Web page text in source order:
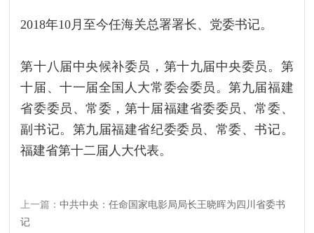
2018年10月至今任海关总署署长、党委书记。
第十八届中央候补委员，第十九届中央委员。第
十届、十一届全国人大常委会委员。第九届福建
省委委员、常委，第十届福建省委委员、常委、
副书记。第九届福建省纪委委员、常委、书记。
福建省第十二届人大代表。
上一篇：中共中央：任命国家电影局局长王晓晖为四川省委书
记